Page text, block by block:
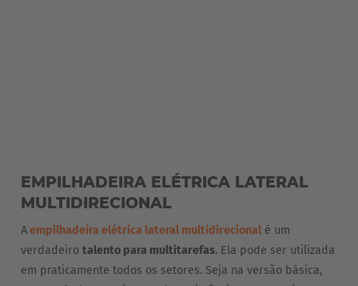
EMPILHADEIRA ELÉTRICA LATERAL
MULTIDIRECIONAL
Aempilhadeira elétrica lateral multidirecional é um
verdadeiro talento para multitarefas. Ela pode ser utilizada
em praticamente todos os setores. Seja na versão básica,